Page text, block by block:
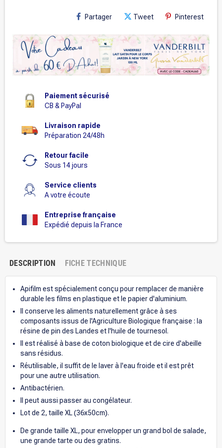
Partager Tweet Pinterest
Paiement sécurisé
CB & PayPal
Livraison rapide
Préparation 24/48h
Retour facile
Sous 14 jours
Service clients
A votre écoute
Entreprise française
Expédié depuis la France
DESCRIPTION FICHE TECHNIQUE
Apifilm est spécialement conçu pour remplacer de manière
durable les films en plastique et le papier d'aluminium.
Il conserve les aliments naturellement grâce à ses
composants issus de l'Agriculture Biologique française : la
résine de pin des Landes et l'huile de tournesol.
Il est réalisé à base de coton biologique et de cire d'abeille
sans résidus.
Réutilisable, il suffit de le laver à l'eau froide et il est prêt
pour une autre utilisation.
Antibactérien.
Il peut aussi passer au congélateur.
Lot de 2, taille XL (36x50cm).
De grande taille XL, pour envelopper un grand bol de salade,
une grande tarte ou des gratins.